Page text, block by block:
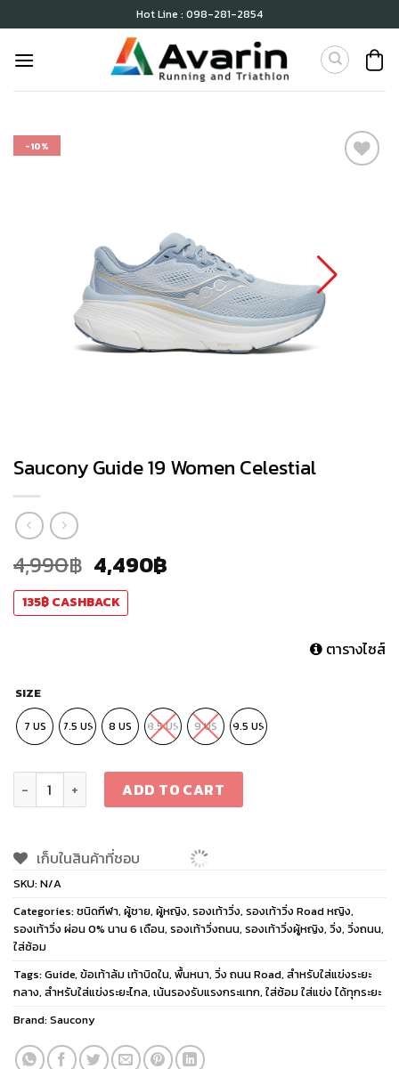
to
content
Hot Line : 098-281-2854
-10%
Saucony Guide 19 Women Celestial
4,990฿ 4,490฿
135฿CASHBACK
ตารางไซส์
SIZE
7 US 7.5 US 8 US 8.5 US 9 US 9.5 US
Saucony Guide 19 Women Celestial quantity
ADD TO CART
เก็บในสินค้าที่ชอบ
SKU:N/A
Categories:ชนิดกีฬา, ผู้ชาย, ผู้หญิง, รองเท้าวิ่ง, รองเท้าวิ่ง Road หญิง,
รองเท้าวิ่ง ผ่อน 0% นาน 6 เดือน, รองเท้าวิ่งถนน, รองเท้าวิ่งผู้หญิง, วิ่ง, วิ่งถนน,
ใส่ซ้อม
Tags:Guide, ข้อเท้าล้ม เท้าบิดใน, พื้นหนา, วิ่ง ถนน Road, สำหรับใส่แข่งระยะ
กลาง, สำหรับใส่แข่งระยะไกล, เน้นรองรับแรงกระแทก, ใส่ซ้อม ใส่แข่ง ได้ทุกระยะ
Brand:Saucony